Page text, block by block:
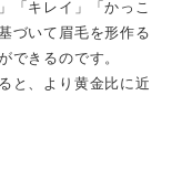
「キレイ」「かっこ
づいて眉毛を形作る
できるのです。
と、より黄金比に近